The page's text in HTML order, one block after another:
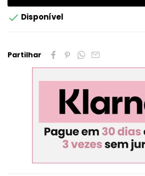
 Disponível
Partilhar